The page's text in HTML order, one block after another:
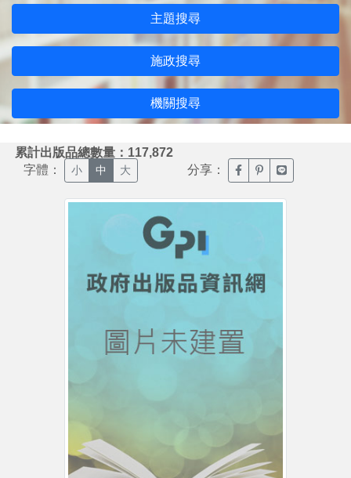
主題搜尋
施政搜尋
機關搜尋
累計出版品總數量：117,872
字體： 小 中 大 分享： 臉書分享(另開新視窗)
噗浪分享(另開新
Line分享(另